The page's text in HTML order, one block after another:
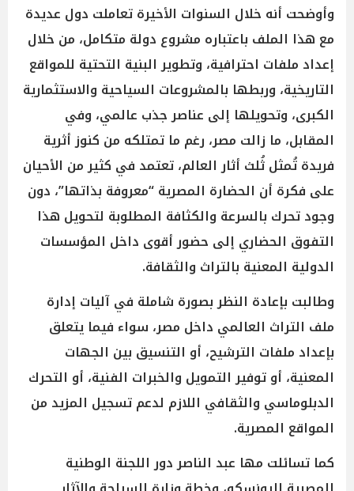
وأوضحت أنه خلال السنوات الأخيرة تعاملت دول عديدة
مع هذا الملف باعتباره مشروع دولة متكامل، من خلال
إعداد ملفات احترافية، وتطوير البنية التحتية للمواقع
التاريخية، وربطها بالمشروعات السياحية والاستثمارية
الكبرى، وتحويلها إلى عناصر جذب عالمي، وفي
المقابل، ما زالت مصر، رغم ما تمتلكه من كنوز أثرية
فريدة تُمثل ثُلث أثار العالم، تعتمد في كثير من الأحيان
على فكرة أن الحضارة المصرية “معروفة بذاتها”، دون
وجود تحرك بالسرعة والكثافة المطلوبة لتحويل هذا
التفوق الحضاري إلى حضور أقوى داخل المؤسسات
الدولية المعنية بالتراث والثقافة.
وطالبت بإعادة النظر بصورة شاملة في آليات إدارة
ملف التراث العالمي داخل مصر، سواء فيما يتعلق
بإعداد ملفات الترشيح، أو التنسيق بين الجهات
المعنية، أو توفير التمويل والخبرات الفنية، أو التحرك
الدبلوماسي والثقافي اللازم لدعم تسجيل المزيد من
المواقع المصرية.
كما تسائلت مها عبد الناصر دور اللجنة الوطنية